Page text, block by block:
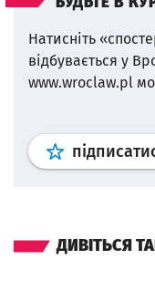
Натисніть
відбувається у
www.wroclaw.pl
ДИВІТЬСЯ